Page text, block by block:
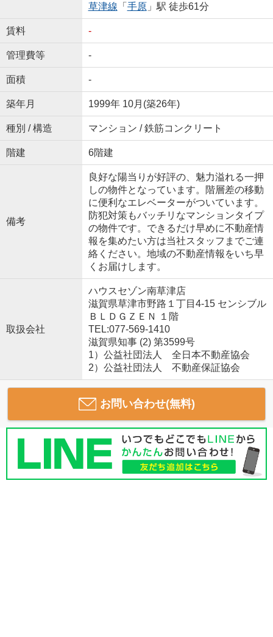
草津線 「 手原」駅 徒歩61分
賃料 -
管理費等 -
面積 -
築年月 1999年 10月(築26年)
種別 / 構造 マンション / 鉄筋コンクリート
階建 6階建
備考
良好な陽当りが好評の、魅力溢れる一押
しの物件となっています。階層差の移動
に便利なエレベーターがついています。
防犯対策もバッチリなマンションタイプ
の物件です。できるだけ早めに不動産情
報を集めたい方は当社スタッフまでご連
絡ください。地域の不動産情報をいち早
くお届けします。
取扱会社
ハウスセゾン南草津店
滋賀県草津市野路１丁目4-15 センシブル
ＢＬＤＧＺＥＮ １階
TEL:077-569-1410
滋賀県知事 (2) 第3599号
1）公益社団法人 全日本不動産協会
2）公益社団法人 不動産保証協会
お問い合わせ(無料)